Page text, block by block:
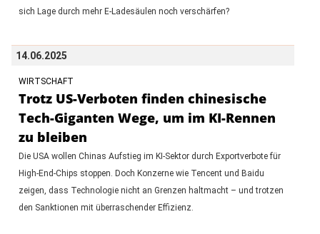
sich Lage durch mehr E-Ladesäulen noch verschärfen?
14.06.2025
WIRTSCHAFT
Trotz US-Verboten finden chinesische
Tech-Giganten Wege, um im KI-Rennen
zu bleiben
Die USA wollen Chinas Aufstieg im KI-Sektor durch Exportverbote für
High-End-Chips stoppen. Doch Konzerne wie Tencent und Baidu
zeigen, dass Technologie nicht an Grenzen haltmacht – und trotzen
den Sanktionen mit überraschender Effizienz.